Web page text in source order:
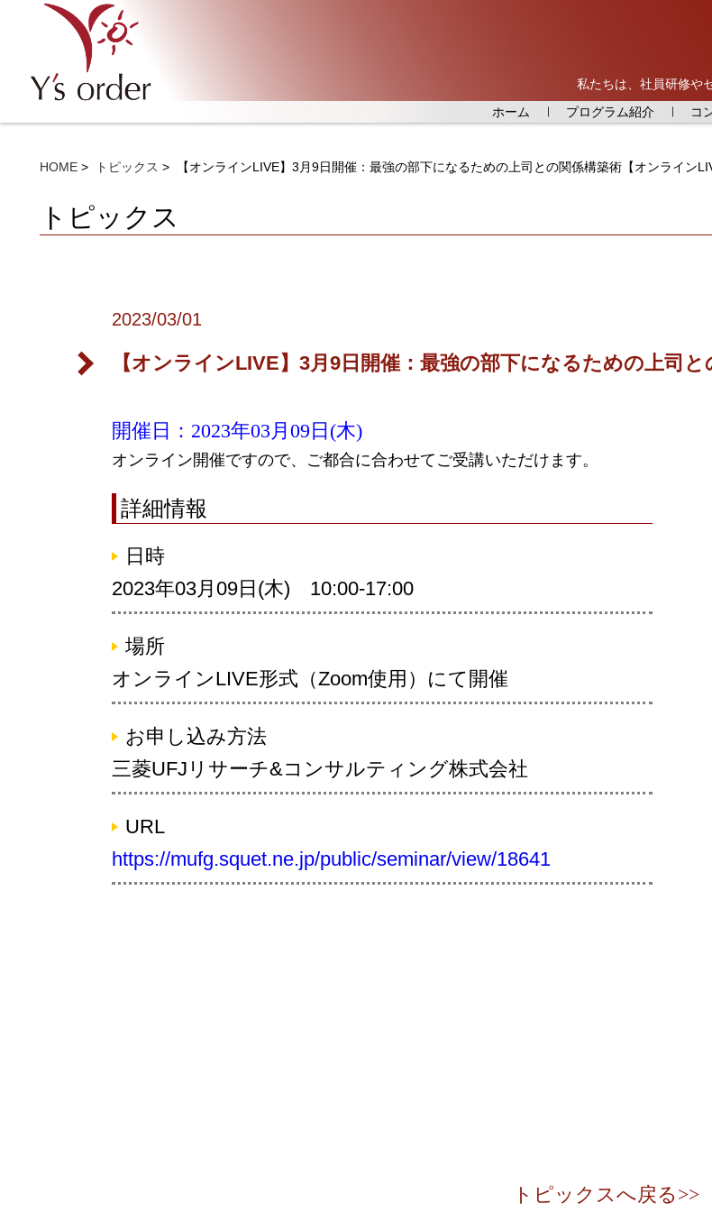
私たちは、社員研修や
ホーム
プログラム紹介 コ
HOME トピックス 【オンラインLIVE】3月9日開催：最強の部下になるための上司との関係構築術【オンライン
トピックス
2023/03/01
【オンラインLIVE】3月9日開催：最強の部下になるための上司
開催日：2023年03月09日(木)
オンライン開催ですので、ご都合に合わせてご受講いただけます。
詳細情報
日時
2023年03月09日(木) 10:00-17:00
場所
オンラインLIVE形式（Zoom使用）にて開催
お申し込み方法
三菱UFJリサーチ&コンサルティング株式会社
URL
https://mufg.squet.ne.jp/public/seminar/view/18641
トピックスへ戻る>>